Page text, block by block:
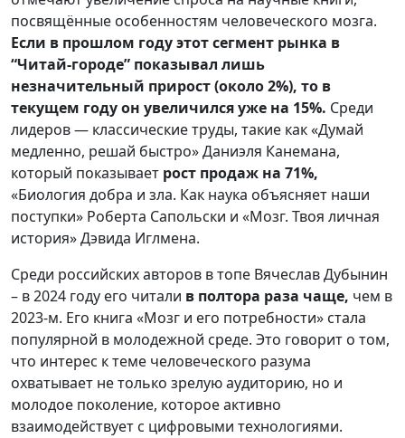
посвящённые особенностям человеческого мозга.
Если в прошлом году этот сегмент рынка в
“Читай-городе” показывал лишь
незначительный прирост (около 2%), то в
текущем году он увеличился уже на 15%. Среди
лидеров — классические труды, такие как «Думай
медленно, решай быстро» Даниэля Канемана,
который показывает рост продаж на 71%,
«Биология добра и зла. Как наука объясняет наши
поступки» Роберта Сапольски и «Мозг. Твоя личная
история» Дэвида Иглмена.
Среди российских авторов в топе Вячеслав Дубынин
– в 2024 году его читали в полтора раза чаще, чем в
2023-м. Его книга «Мозг и его потребности» стала
популярной в молодежной среде. Это говорит о том,
что интерес к теме человеческого разума
охватывает не только зрелую аудиторию, но и
молодое поколение, которое активно
взаимодействует с цифровыми технологиями.